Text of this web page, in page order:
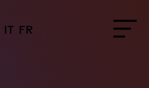
IT FR Menu